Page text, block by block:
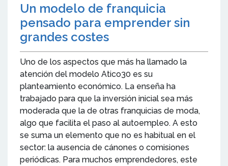
Un modelo de franquicia
pensado para emprender sin
grandes costes
Uno de los aspectos que más ha llamado la
atención del modelo Atico30 es su
planteamiento económico. La enseña ha
trabajado para que la inversión inicial sea más
moderada que la de otras franquicias de moda,
algo que facilita el paso al autoempleo. A esto
se suma un elemento que no es habitual en el
sector: la ausencia de cánones o comisiones
periódicas. Para muchos emprendedores, este